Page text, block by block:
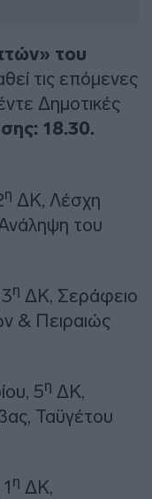
του
τις επόμενες
Δημοτικές
18.30.
η ΔΚ, Λέσχη
του
η ΔΚ, Σεράφειο
& Πειραιώς
5η ΔΚ,
Ταϋγέτου
η ΔΚ,